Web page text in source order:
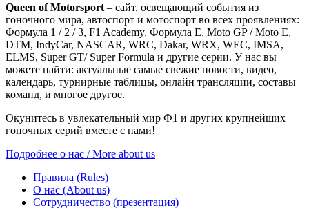
Queen of Motorsport – сайт, освещающий события из
гоночного мира, автоспорт и мотоспорт во всех проявлениях:
Формула 1 / 2 / 3, F1 Academy, Формула Е, Moto GP / Moto E,
DTM, IndyCar, NASCAR, WRC, Dakar, WRX, WEC, IMSA,
ELMS, Super GT/ Super Formula и другие серии. У нас вы
можете найти: актуальные самые свежие новости, видео,
календарь, турнирные таблицы, онлайн трансляции, составы
команд, и многое другое.
Окунитесь в увлекательный мир Ф1 и других крупнейших
гоночных серий вместе с нами!
Подробнее о нас / More about us
Правила (Rules)
О нас (About us)
Сотрудничество (презентация)